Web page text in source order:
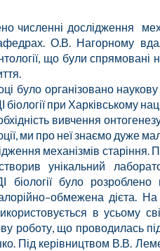
численні дослідження
О.В. Нагорному
що були спрямовані
було організовано
при Харківському
вивчення
ми про неї знаємо дуже
механізмів старіння.
унікальний
біології було
дієта.
в усьому
роботу, що проводилась
Під керівництвом В.В.